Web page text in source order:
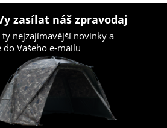
zasílat náš zpravodaj
ty nejzajímavější novinky a
do Vašeho e-mailu